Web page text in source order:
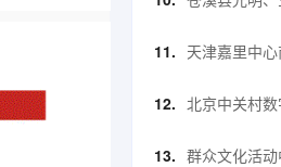
（56页）.doc
天津嘉里中
页）.pptx
北京中关村
页）.pdf
群众文化活